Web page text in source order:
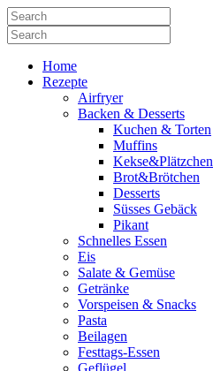
Home
Rezepte
Airfryer
Backen & Desserts
Kuchen & Torten
Muffins
Kekse&Plätzchen
Brot&Brötchen
Desserts
Süsses Gebäck
Pikant
Schnelles Essen
Eis
Salate & Gemüse
Getränke
Vorspeisen & Snacks
Pasta
Beilagen
Festtags-Essen
Geflügel